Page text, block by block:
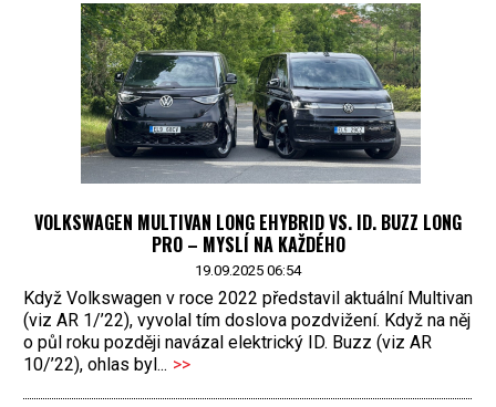
VOLKSWAGEN MULTIVAN LONG EHYBRID VS. ID. BUZZ LONG
PRO – MYSLÍ NA KAŽDÉHO
19.09.2025 06:54
Když Volkswagen v roce 2022 představil aktuální Multivan
(viz AR 1/’22), vyvolal tím doslova pozdvižení. Když na něj
o půl roku později navázal elektrický ID. Buzz (viz AR
10/’22), ohlas byl... >>